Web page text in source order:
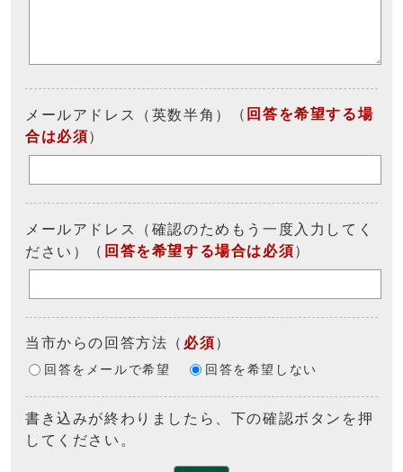
メールアドレス（英数半角） （ 回答を希望する場
合は必須）
メールアドレス（確認のためもう一度入力してく
ださい）
（ 回答を希望する場合は必須）
当市からの回答方法 （ 必須）
回答をメールで希望 回答を希望しない
書き込みが終わりましたら、下の確認ボタンを押
してください。